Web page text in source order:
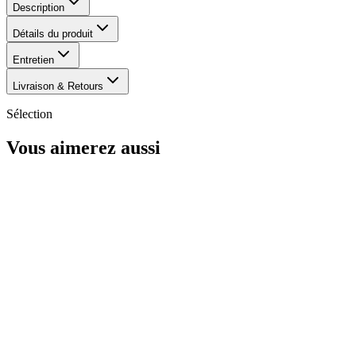
Description
Détails du produit
Entretien
Livraison & Retours
Sélection
Vous aimerez aussi